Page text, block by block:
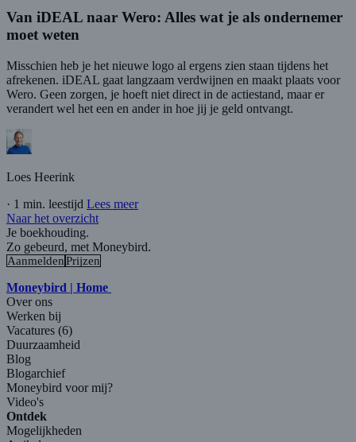
Van iDEAL naar Wero: Alles wat je als ondernemer
moet weten
Misschien heb je het nieuwe logo al ergens zien staan tijdens het
afrekenen. iDEAL gaat langzaam verdwijnen en maakt plaats voor
Wero. Geen zorgen, je hoeft niet direct in de actiestand, maar er
verandert wel het een en ander in hoe jij je geld ontvangt.
Loes Heerink
· 1 min. leestijd Lees meer
Naar het overzicht